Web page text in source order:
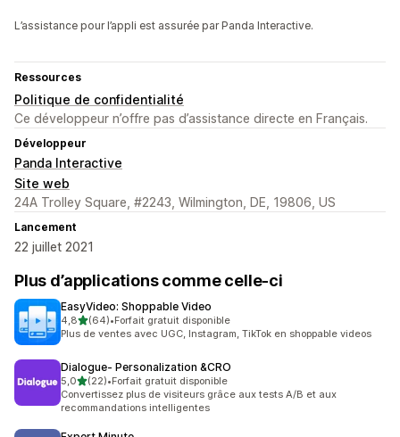
L’assistance pour l’appli est assurée par Panda Interactive.
Ressources
Politique de confidentialité
Ce développeur n’offre pas d’assistance directe en Français.
Développeur
Panda Interactive
Site web
24A Trolley Square, #2243, Wilmington, DE, 19806, US
Lancement
22 juillet 2021
Plus d’applications comme celle-ci
EasyVideo: Shoppable Video
4,8étoile(s) sur 5
(64)
64 avis au total
•Forfait gratuit disponible
Plus de ventes avec UGC, Instagram, TikTok en shoppable videos
Dialogue‑ Personalization &CRO
5,0étoile(s) sur 5
(22)
22 avis au total
•Forfait gratuit disponible
Convertissez plus de visiteurs grâce aux tests A/B et aux
recommandations intelligentes